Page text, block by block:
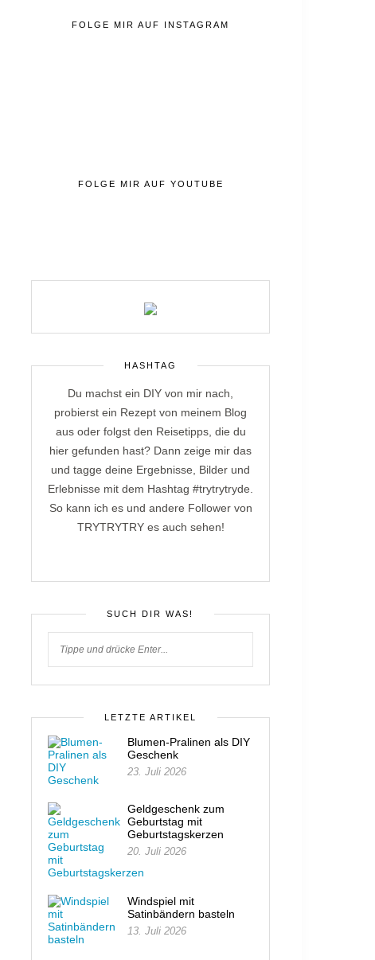
FOLGE MIR AUF INSTAGRAM
FOLGE MIR AUF YOUTUBE
HASHTAG
Du machst ein DIY von mir nach,
probierst ein Rezept von meinem Blog
aus oder folgst den Reisetipps, die du
hier gefunden hast? Dann zeige mir das
und tagge deine Ergebnisse, Bilder und
Erlebnisse mit dem Hashtag #trytrytryde.
So kann ich es und andere Follower von
TRYTRYTRY es auch sehen!
SUCH DIR WAS!
LETZTE ARTIKEL
Blumen-Pralinen als DIY
Geschenk
23. Juli 2026
Geldgeschenk zum
Geburtstag mit
Geburtstagskerzen
20. Juli 2026
Windspiel mit
Satinbändern basteln
13. Juli 2026